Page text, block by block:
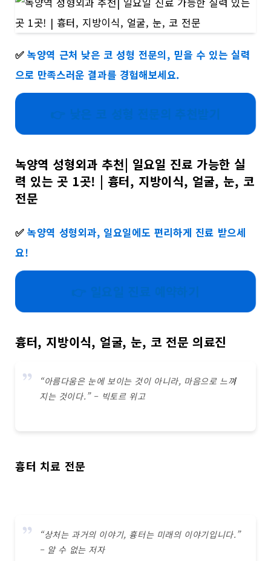
✅녹양역 근처 낮은 코 성형 전문의, 믿을 수 있는 실력
으로 만족스러운 결과를 경험해보세요.
녹양역 성형외과 추천| 일요일 진료 가능한 실
력 있는 곳 1곳! | 흉터, 지방이식, 얼굴, 눈, 코
전문
✅녹양역 성형외과, 일요일에도 편리하게 진료 받으세
요!
흉터, 지방이식, 얼굴, 눈, 코 전문 의료진
“아름다움은 눈에 보이는 것이 아니라, 마음으로 느껴
지는 것이다.” – 빅토르 위고
흉터 치료 전문
“상처는 과거의 이야기, 흉터는 미래의 이야기입니다.”
– 알 수 없는 저자